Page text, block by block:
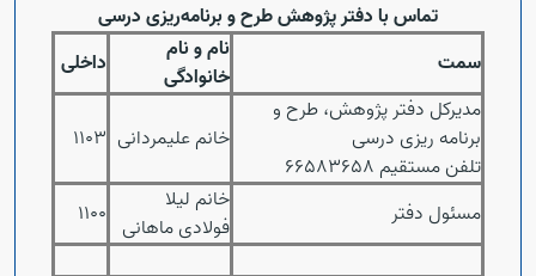
تماس با دفتر پژوهش طرح و برنامه‌ریزی‌ درسی
سمت
نام و نام
خانوادگی
داخلی
مدیرکل دفتر پژوهش، طرح و
برنامه ریزی درسی
تلفن مستقیم 66583658
خانم علیمردانی 1103
مسئول دفتر
خانم لیلا
فولادی ماهانی 1100